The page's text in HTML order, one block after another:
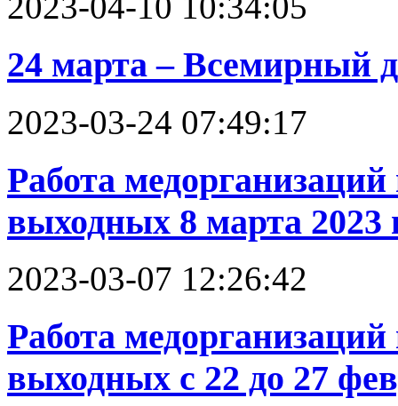
24 марта – Всемирный
2023-03-24 07:49:17
Работа
выходных 8 марта 2023
2023-03-07 12:26:42
Работа
выходных с 22 до 27